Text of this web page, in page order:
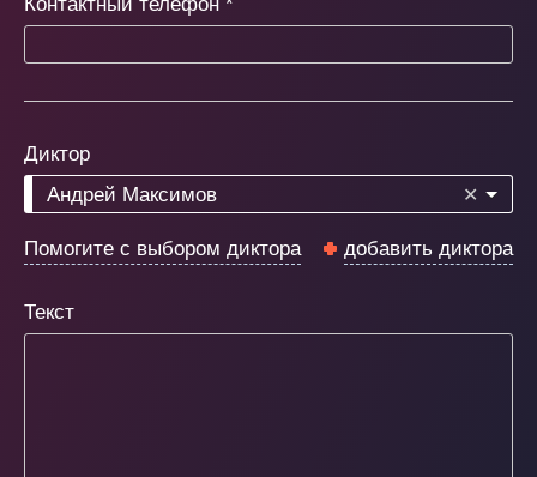
Диктор
✕
Андрей Максимов
Помогите с выбором диктора добавить диктора
Текст